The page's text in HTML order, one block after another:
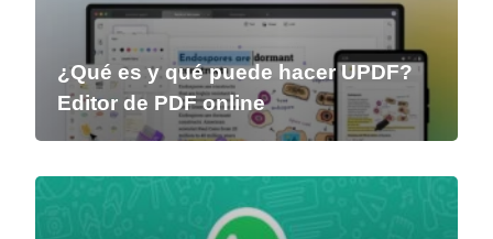
¿Qué es y qué puede hacer UPDF?
Editor de PDF online